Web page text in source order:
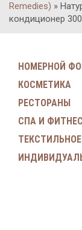
Remedies) »
кондиционер
НОМЕРНОЙ
КОСМЕТИКА
РЕСТОРАНЫ
СПА И ФИТНЕС